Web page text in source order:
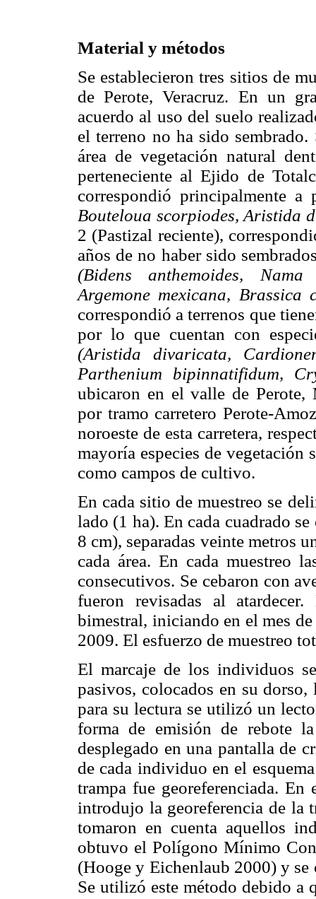
Material y métodos
Se establecieron tres sitios de
de Perote, Veracruz. En un
acuerdo al uso del suelo
el terreno no ha sido
área de vegetación natural
perteneciente al Ejido de
correspondió principalmente a
Bouteloua scorpiodes, Aristida
2 (Pastizal reciente),
años de no haber sido
(Bidens anthemoides,
Argemone mexicana, Brassica
correspondió a terrenos que
por lo que cuentan con
(Aristida divaricata,
Parthenium bipinnatifidum,
ubicaron en el valle de Perote,
por tramo carretero Perote-
noroeste de esta carretera,
mayoría especies de
como campos de cultivo.
En cada sitio de muestreo se
lado (1 ha). En cada cuadrado
8 cm), separadas veinte metros
cada área. En cada muestreo
consecutivos. Se cebaron con
fueron revisadas al
bimestral, iniciando en el mes
2009. El esfuerzo de muestreo
El marcaje de los individuos
pasivos, colocados en su
para su lectura se utilizó un
forma de emisión de rebote
desplegado en una pantalla de
de cada individuo en el
trampa fue georeferenciada.
introdujo la georeferencia de la
tomaron en cuenta aquellos
obtuvo el Polígono Mínimo
(Hooge y Eichenlaub 2000) y se
Se utilizó este método debido a